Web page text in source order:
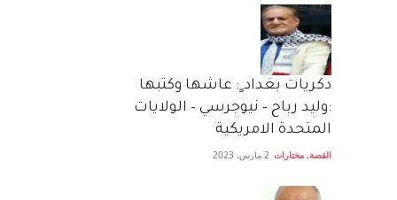
دكريات بغداد ٍ: عاشها وكتبها
:وليد رباح – نيوجرسي – الولايات
المتحدة الامريكية
القصة, مختارات 2 مارس، 2023